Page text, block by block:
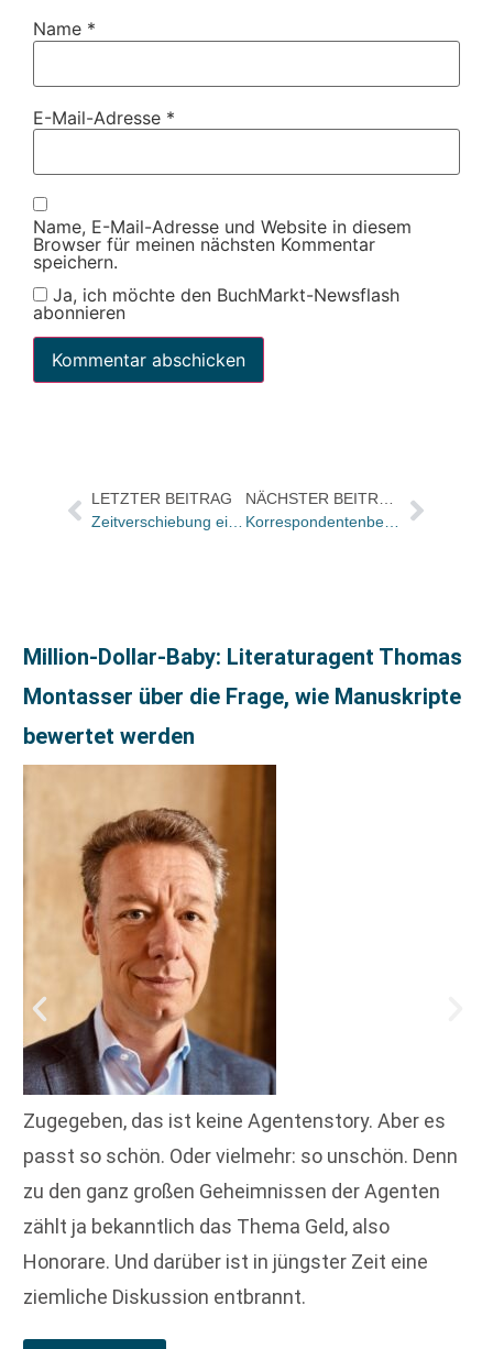
Name *
E-Mail-Adresse *
Name, E-Mail-Adresse und Website in diesem
Browser für meinen nächsten Kommentar
speichern.
Ja, ich möchte den BuchMarkt-Newsflash
abonnieren
LETZTER BEITRAG
Zeitverschiebung eingerechnet: Mayersche öffnet am 21. Juli von 1 bis 2 Uhr nachts
Million-Dollar-Baby: Literaturagent Thomas
Montasser über die Frage, wie Manuskripte
bewertet werden
Zugegeben, das ist keine Agentenstory. Aber es
passt so schön. Oder vielmehr: so unschön. Denn
zu den ganz großen Geheimnissen der Agenten
zählt ja bekanntlich das Thema Geld, also
Honorare. Und darüber ist in jüngster Zeit eine
ziemliche Diskussion entbrannt.